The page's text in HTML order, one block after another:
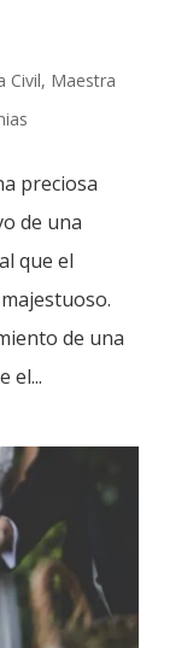
Civil, Maestra
preciosa
de una
que el
de una
el...